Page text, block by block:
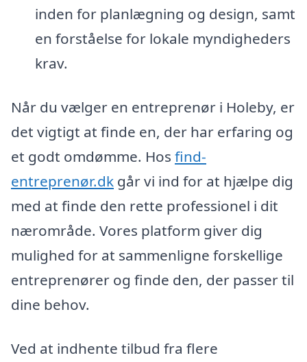
inden for planlægning og design, samt
en forståelse for lokale myndigheders
krav.
Når du vælger en entreprenør i Holeby, er
det vigtigt at finde en, der har erfaring og
et godt omdømme. Hos find-
entreprenør.dk går vi ind for at hjælpe dig
med at finde den rette professionel i dit
nærområde. Vores platform giver dig
mulighed for at sammenligne forskellige
entreprenører og finde den, der passer til
dine behov.
Ved at indhente tilbud fra flere